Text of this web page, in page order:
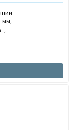
мм,
,